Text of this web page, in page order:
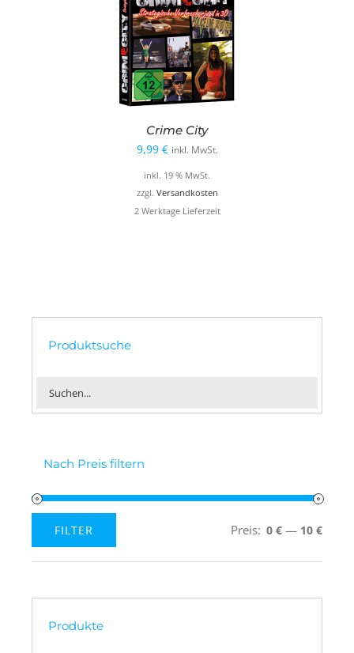
Crime City
9,99 € inkl. MwSt.
inkl. 19 % MwSt.
zzgl. Versandkosten
2 Werktage Lieferzeit
Produktsuche
Nach Preis filtern
Preis
Preis
FILTER Preis: 0 € — 10 €
Produkte